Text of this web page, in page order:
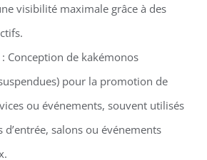
visibilité maximale grâce à des
Conception de kakémonos
pour la promotion de
ou événements, souvent utilisés
d’entrée, salons ou événements